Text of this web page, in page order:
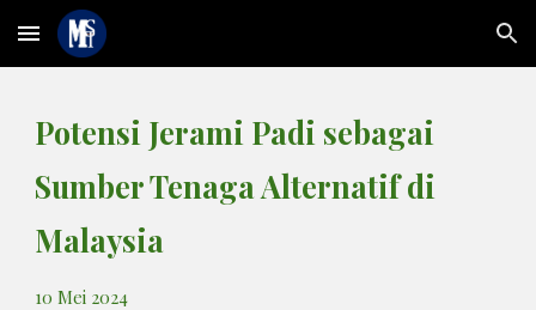
Skip to main content Skip to navigation
Potensi Jerami Padi sebagai
Sumber Tenaga Alternatif di
Malaysia
10 Mei 2024